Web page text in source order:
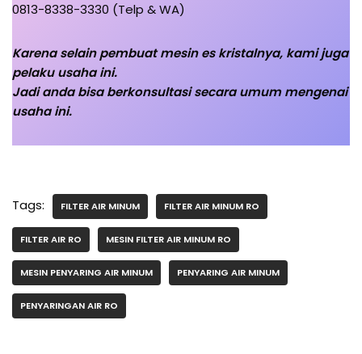
0813-8338-3330 (Telp & WA)
Karena selain pembuat mesin es kristalnya, kami juga
pelaku usaha ini.
Jadi anda bisa berkonsultasi secara umum mengenai
usaha ini.
Tags: FILTER AIR MINUM FILTER AIR MINUM RO
FILTER AIR RO MESIN FILTER AIR MINUM RO
MESIN PENYARING AIR MINUM PENYARING AIR MINUM
PENYARINGAN AIR RO